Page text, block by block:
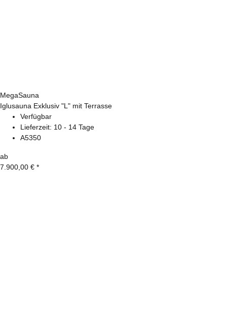
MegaSauna
Iglusauna Exklusiv "L" mit Terrasse
Verfügbar
Lieferzeit: 10 - 14 Tage
A5350
ab
7.900,00 € *